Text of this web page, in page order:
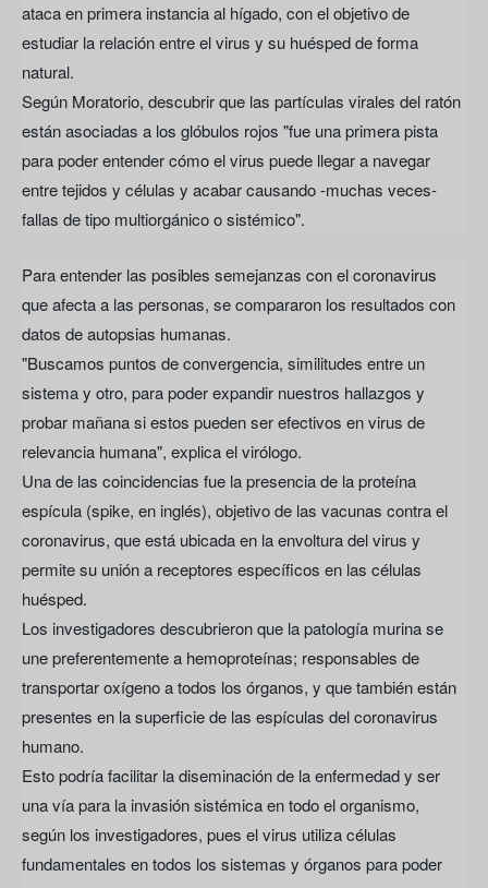
ataca en primera instancia al hígado, con el objetivo de
estudiar la relación entre el virus y su huésped de forma
natural.
Según Moratorio, descubrir que las partículas virales del ratón
están asociadas a los glóbulos rojos "fue una primera pista
para poder entender cómo el virus puede llegar a navegar
entre tejidos y células y acabar causando -muchas veces-
fallas de tipo multiorgánico o sistémico".
Para entender las posibles semejanzas con el coronavirus
que afecta a las personas, se compararon los resultados con
datos de autopsias humanas.
"Buscamos puntos de convergencia, similitudes entre un
sistema y otro, para poder expandir nuestros hallazgos y
probar mañana si estos pueden ser efectivos en virus de
relevancia humana", explica el virólogo.
Una de las coincidencias fue la presencia de la proteína
espícula (spike, en inglés), objetivo de las vacunas contra el
coronavirus, que está ubicada en la envoltura del virus y
permite su unión a receptores específicos en las células
huésped.
Los investigadores descubrieron que la patología murina se
une preferentemente a hemoproteínas; responsables de
transportar oxígeno a todos los órganos, y que también están
presentes en la superficie de las espículas del coronavirus
humano.
Esto podría facilitar la diseminación de la enfermedad y ser
una vía para la invasión sistémica en todo el organismo,
según los investigadores, pues el virus utiliza células
fundamentales en todos los sistemas y órganos para poder